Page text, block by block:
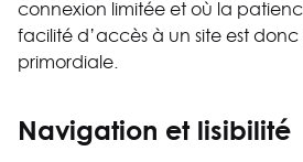
connexion limitée et où la
facilité d’accès à un site est
primordiale.
Navigation et lisibilité